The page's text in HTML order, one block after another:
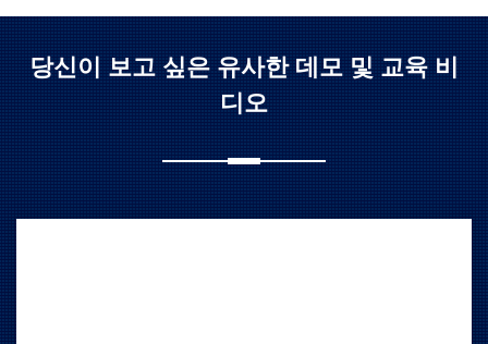
당신이 보고 싶은 유사한 데모 및 교육 비
디오